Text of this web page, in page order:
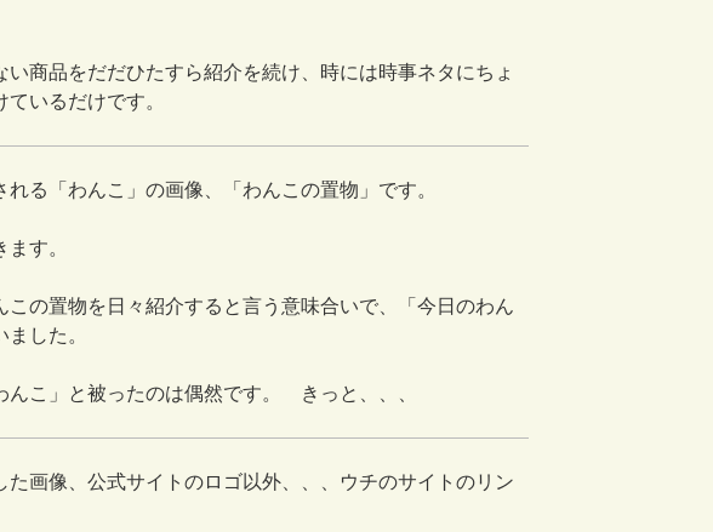
い商品をだだひたすら紹介を続け、時には時事ネタにちょ
ているだけです。
れる「わんこ」の画像、「わんこの置物」です。
す。
この置物を日々紹介すると言う意味合いで、「今日のわん
した。
んこ」と被ったのは偶然です。 きっと、、、
た画像、公式サイトのロゴ以外、、、ウチのサイトのリン